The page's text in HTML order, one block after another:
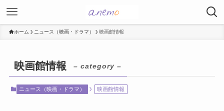
ホーム ニュース（映画・ドラマ） 映画館情報
映画館情報 – category –
ニュース（映画・ドラマ） 映画館情報